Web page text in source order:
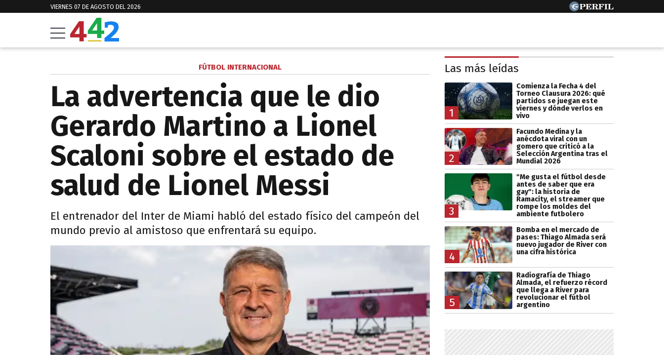
VIERNES 07 DE AGOSTO DEL 2026
FÚTBOL INTERNACIONAL
La advertencia que le dio
Gerardo Martino a Lionel
Scaloni sobre el estado de
salud de Lionel Messi
El entrenador del Inter de Miami habló del estado físico del campeón del
mundo previo al amistoso que enfrentará su equipo.
Las más leídas
1
Comienza la Fecha 4 del
Torneo Clausura 2026: qué
partidos se juegan este
viernes y dónde verlos en
vivo
2
Facundo Medina y la
anécdota viral con un
gomero que criticó a la
Selección Argentina tras el
Mundial 2026
3
"Me gusta el fútbol desde
antes de saber que era
gay": la historia de
Ramacity, el streamer que
rompe los moldes del
ambiente futbolero
4
Bomba en el mercado de
pases: Thiago Almada será
nuevo jugador de River con
una cifra histórica
5
Radiografía de Thiago
Almada, el refuerzo récord
que llega a River para
revolucionar el fútbol
argentino